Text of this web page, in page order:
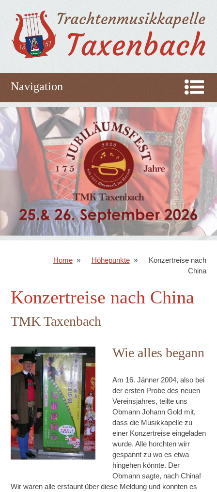
Home Höhepunkte
Konzertreise nach
China
Konzertreise nach China
TMK Taxenbach
Wie alles begann
Am 16. Jänner 2004, also bei
der ersten Probe des neuen
Vereinsjahres, teilte uns
Obmann Johann Gold mit,
dass die Musikkapelle zu
einer Konzertreise eingeladen
wurde. Alle horchten wirr
gespannt zu wo es etwa
hingehen könnte. Der
Obmann sagte, nach China!
Wir waren alle erstaunt über diese Meldung und konnten es